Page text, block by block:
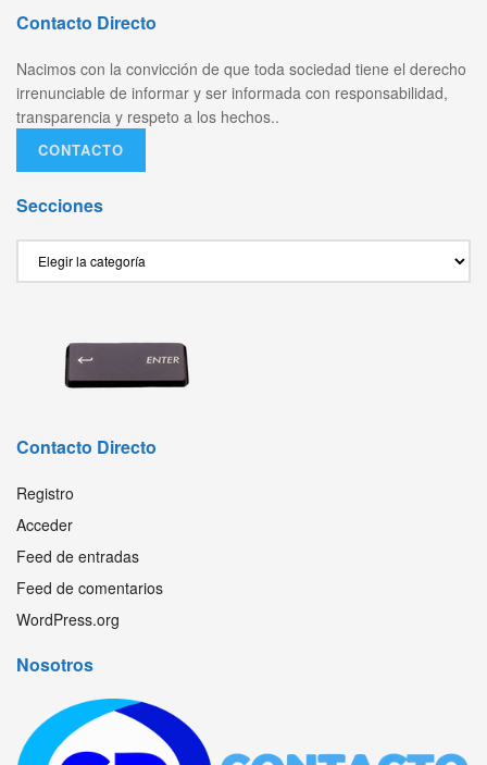
Contacto Directo
Nacimos con la convicción de que toda sociedad tiene el derecho
irrenunciable de informar y ser informada con responsabilidad,
transparencia y respeto a los hechos..
CONTACTO
Secciones
Contacto Directo
Registro
Acceder
Feed de entradas
Feed de comentarios
WordPress.org
Nosotros